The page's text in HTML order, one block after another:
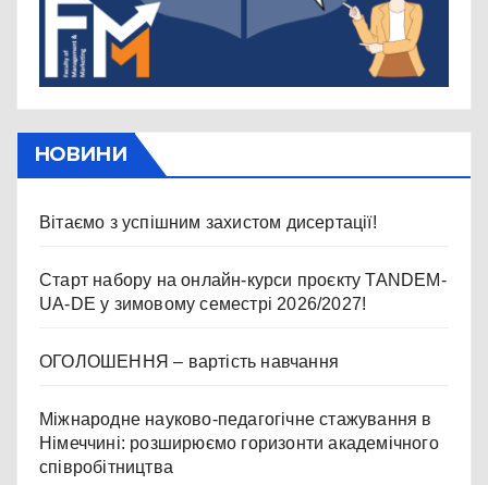
НОВИНИ
Вітаємо з успішним захистом дисертації!
Старт набору на онлайн-курси проєкту TANDEM-
UA-DE у зимовому семестрі 2026/2027!
ОГОЛОШЕННЯ – вартість навчання
Міжнародне науково-педагогічне стажування в
Німеччині: розширюємо горизонти академічного
співробітництва